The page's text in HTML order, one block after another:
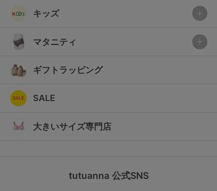
キッズ
マタニティ
ギフトラッピング
SALE
大きいサイズ専門店
tutuanna 公式SNS